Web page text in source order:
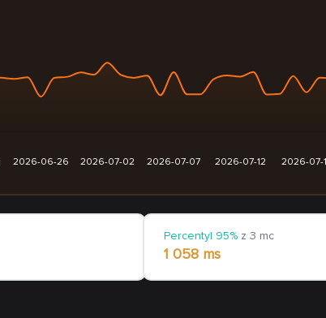
2026-06-26 2026-07-02 2026-07-07 2026-07-12 2026-07-
Percentyl 95% z 3 mc
1 058 ms